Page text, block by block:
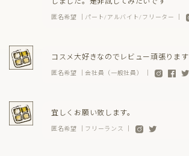
匿名希望 ｜パート/アルバイト/フリーター ｜
コスメ大好きなのでレビュー頑張ります
匿名希望 ｜会社員（一般社員） ｜
宜しくお願い致します。
匿名希望 ｜フリーランス ｜